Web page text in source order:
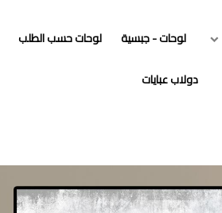
لوحات - جبسية لوحات حسب الطلب
دولاب عبايات